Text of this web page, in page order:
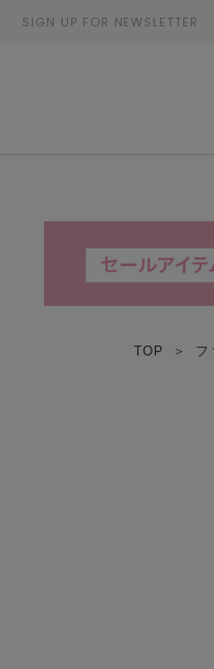
SIGN UP FOR NEWSLETTER
TOP ＞ フ